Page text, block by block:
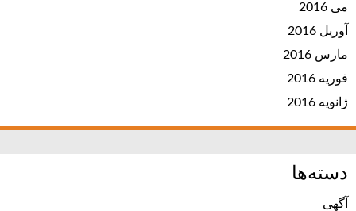
می 2016
آوریل 2016
مارس 2016
فوریه 2016
ژانویه 2016
دسته‌ها
آگهی